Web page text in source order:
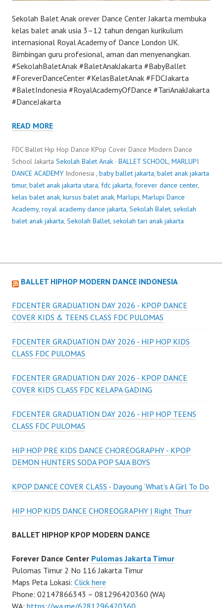
Sekolah Balet Anak orever Dance Center Jakarta membuka
kelas balet anak usia 3–12 tahun dengan kurikulum
internasional Royal Academy of Dance London UK.
Bimbingan guru profesional, aman dan menyenangkan.
#SekolahBaletAnak #BaletAnakJakarta #BabyBallet
#ForeverDanceCenter #KelasBaletAnak #FDCJakarta
#BaletIndonesia #RoyalAcademyOfDance #TariAnakJakarta
#DanceJakarta
READ MORE
FDC Ballet Hip Hop Dance KPop Cover Dance Modern Dance
School Jakarta Sekolah Balet Anak · BALLET SCHOOL
MARLUPI
DANCE ACADEMY Indonesia , baby ballet jakarta balet anak jakarta
timur, balet anak jakarta utara fdc jakarta forever dance center,
kelas balet anak kursus balet anak Marlupi Marlupi Dance
Academy, royal academy dance jakarta Sekolah Balet sekolah
balet anak jakarta Sekolah Ballet sekolah tari anak jakarta
BALLET HIPHOP MODERN DANCE INDONESIA
FDCENTER GRADUATION DAY 2026 - KPOP DANCE
COVER KIDS & TEENS CLASS FDC PULOMAS
FDCENTER GRADUATION DAY 2026 - HIP HOP KIDS
CLASS FDC PULOMAS
FDCENTER GRADUATION DAY 2026 - KPOP DANCE
COVER KIDS CLASS FDC KELAPA GADING
FDCENTER GRADUATION DAY 2026 - HIP HOP TEENS
CLASS FDC PULOMAS
HIP HOP PRE KIDS DANCE CHOREOGRAPHY - KPOP
DEMON HUNTERS SODA POP SAJA BOYS
KPOP DANCE COVER CLASS - Dayoung ‘What’s A Girl To Do
HIP HOP KIDS DANCE CHOREOGRAPHY | Right Thurr
BALLET HIPHOP KPOP MODERN DANCE
Forever Dance Center Pulomas Jakarta Timur
Pulomas Timur 2 No 116 Jakarta Timur
Maps Peta Lokasi: Click here
Phone: 02147866343 – 081296420360 (WA)
WA: https://wa.me/6281296420360